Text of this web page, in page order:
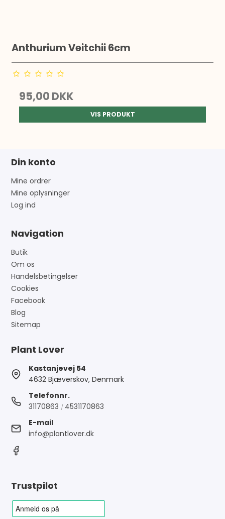
Anthurium Veitchii 6cm
95,00 DKK
VIS PRODUKT
Din konto
Mine ordrer
Mine oplysninger
Log ind
Navigation
Butik
Om os
Handelsbetingelser
Cookies
Facebook
Blog
Sitemap
Plant Lover
Kastanjevej 54
4632 Bjæverskov, Denmark
Telefonnr.
31170863 / 4531170863
E-mail
info@plantlover.dk
Trustpilot